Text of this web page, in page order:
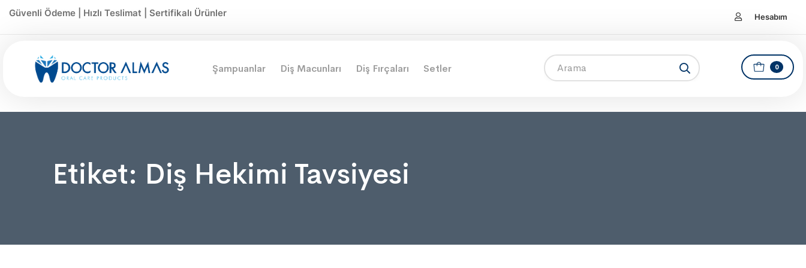
Güvenli Ödeme | Hızlı Teslimat | Sertifikalı Ürünler Hesabım
0
Şampuanlar Diş Macunları Diş Fırçaları Setler
Etiket: Diş Hekimi Tavsiyesi